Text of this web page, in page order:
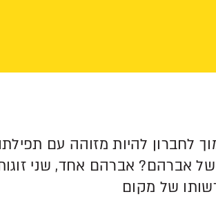
לחברון להיות מזוהה עם
אברהם? אברהם אחד, שני
של מקום